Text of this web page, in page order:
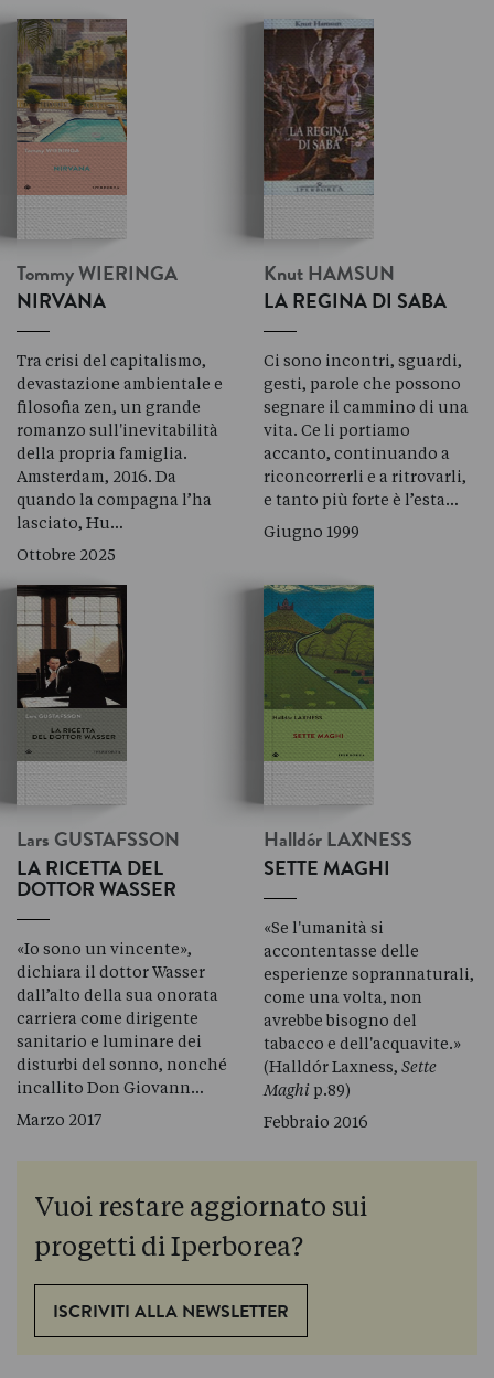
Tommy WIERINGA
NIRVANA
Tra crisi del capitalismo,
devastazione ambientale e
filosofia zen, un grande
romanzo sull'inevitabilità
della propria famiglia.
Amsterdam, 2016. Da
quando la compagna l’ha
lasciato, Hu…
Ottobre 2025
Knut HAMSUN
LA REGINA DI SABA
Ci sono incontri, sguardi,
gesti, parole che possono
segnare il cammino di una
vita. Ce li portiamo
accanto, continuando a
riconcorrerli e a ritrovarli,
e tanto più forte è l’esta…
Giugno 1999
Lars GUSTAFSSON
LA RICETTA DEL
DOTTOR WASSER
«Io sono un vincente»,
dichiara il dottor Wasser
dall’alto della sua onorata
carriera come dirigente
sanitario e luminare dei
disturbi del sonno, nonché
incallito Don Giovann…
Marzo 2017
Halldór LAXNESS
SETTE MAGHI
«Se l'umanità si
accontentasse delle
esperienze soprannaturali,
come una volta, non
avrebbe bisogno del
tabacco e dell'acquavite.»
(Halldór Laxness, Sette
Maghi p.89)
Febbraio 2016
Vuoi restare aggiornato sui
progetti di Iperborea?
ISCRIVITI ALLA NEWSLETTER